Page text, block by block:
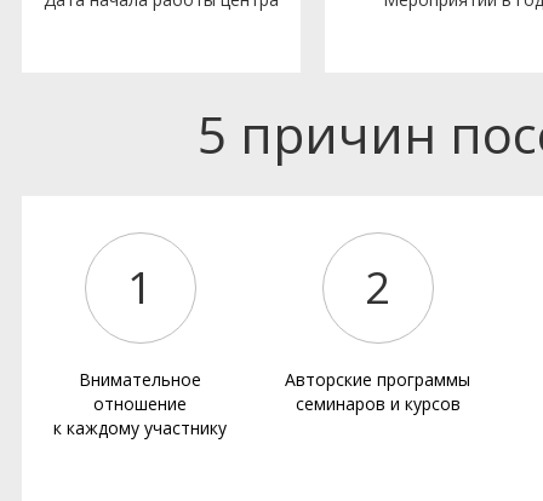
5 причин
1
Внимательное
отношение
к каждому участнику
2
Авторские программы
семинаров и курсов